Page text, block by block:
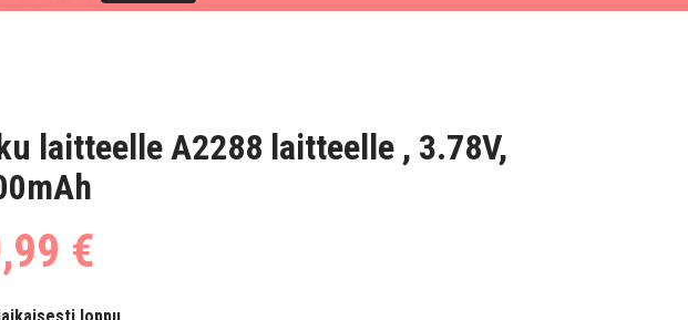
laitteelle A2288 laitteelle , 3.78V,
€